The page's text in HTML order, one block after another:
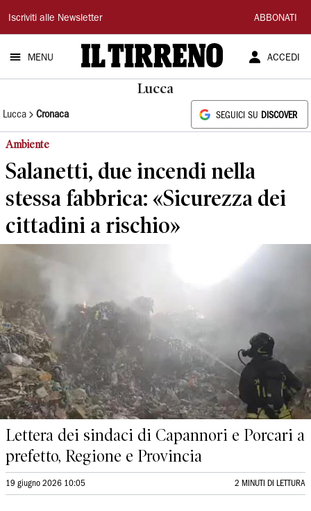
Il
Tirreno
Iscriviti alle Newsletter ABBONATI
MENU ACCEDI
Lucca
Lucca Cronaca SEGUICI SU DISCOVER
Ambiente
Salanetti, due incendi nella
stessa fabbrica: «Sicurezza dei
cittadini a rischio»
Lettera dei sindaci di Capannori e Porcari a
prefetto, Regione e Provincia
19 giugno 2026 10:05 2 MINUTI DI LETTURA